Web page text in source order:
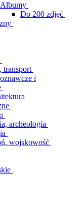
Albumy
Do 200 zdjęć
transport
i
archeologia
wojskowość